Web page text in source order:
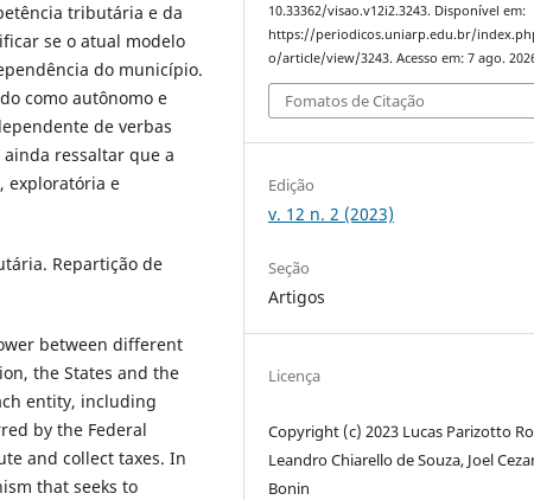
tributária e da
se o atual modelo
do município.
como autônomo e
de verbas
ressaltar que a
exploratória e
Repartição de
between different
the States and the
entity, including
by the Federal
and collect taxes. In
that seeks to
10.33362/visao.v12i2.3243. Disponível em:
https://periodicos.uniarp.edu.br/
o/article/view/3243. Acesso em: 7 ago.
Fomatos de Citação
Edição
v. 12 n. 2 (2023)
Seção
Artigos
Licença
Copyright (c) 2023 Lucas Parizotto
Leandro Chiarello de Souza, Joel
Bonin